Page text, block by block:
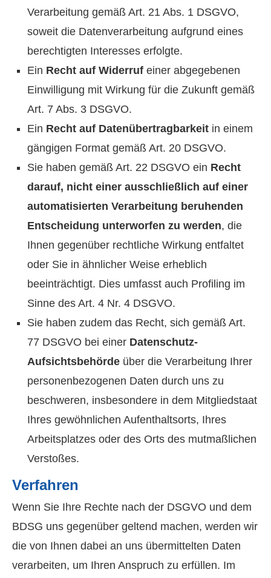
Verarbeitung gemäß Art. 21 Abs. 1 DSGVO,
soweit die Datenverarbeitung aufgrund eines
berechtigten Interesses erfolgte.
Ein Recht auf Widerruf einer abgegebenen
Einwilligung mit Wirkung für die Zukunft gemäß
Art. 7 Abs. 3 DSGVO.
Ein Recht auf Datenübertragbarkeit in einem
gängigen Format gemäß Art. 20 DSGVO.
Sie haben gemäß Art. 22 DSGVO ein Recht
darauf, nicht einer ausschließlich auf einer
automatisierten Verarbeitung beruhenden
Entscheidung unterworfen zu werden, die
Ihnen gegenüber rechtliche Wirkung entfaltet
oder Sie in ähnlicher Weise erheblich
beeinträchtigt. Dies umfasst auch Profiling im
Sinne des Art. 4 Nr. 4 DSGVO.
Sie haben zudem das Recht, sich gemäß Art.
77 DSGVO bei einer Datenschutz-
Aufsichtsbehörde über die Verarbeitung Ihrer
personenbezogenen Daten durch uns zu
beschweren, insbesondere in dem Mitgliedstaat
Ihres gewöhnlichen Aufenthaltsorts, Ihres
Arbeitsplatzes oder des Orts des mutmaßlichen
Verstoßes.
Verfahren
Wenn Sie Ihre Rechte nach der DSGVO und dem
BDSG uns gegenüber geltend machen, werden wir
die von Ihnen dabei an uns übermittelten Daten
verarbeiten, um Ihren Anspruch zu erfüllen. Im